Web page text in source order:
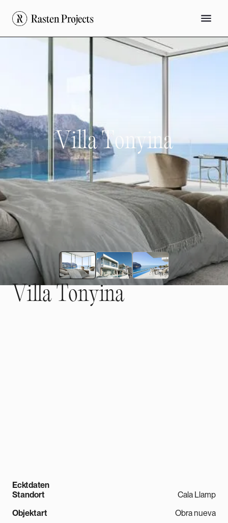
VillaTonyina
Villa Tonyina
Ecktdaten
Standort
Cala Llamp
Objektart
Obra nueva